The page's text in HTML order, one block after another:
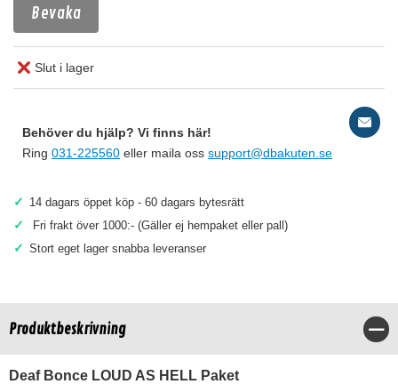
Bevaka
Slut i lager
Behöver du hjälp? Vi finns här!
Ring 031-225560 eller maila oss support@dbakuten.se
✓ 14 dagars öppet köp - 60 dagars bytesrätt
✓ Fri frakt över 1000:- (Gäller ej hempaket eller pall)
✓ Stort eget lager snabba leveranser
Produktbeskrivning
Deaf Bonce LOUD AS HELL Paket